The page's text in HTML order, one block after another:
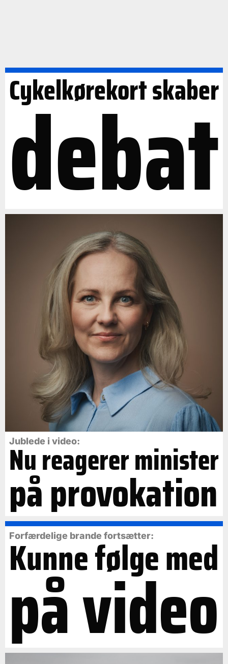
Cykelkørekort skaber
debat
Jublede i video:
Nu reagerer minister
på provokation
Forfærdelige brande fortsætter:
Kunne følge med
på video